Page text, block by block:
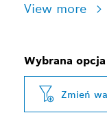
View more
Wybrana opcja
Zmień